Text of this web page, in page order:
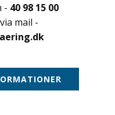
- 40 98 15 00
mail -